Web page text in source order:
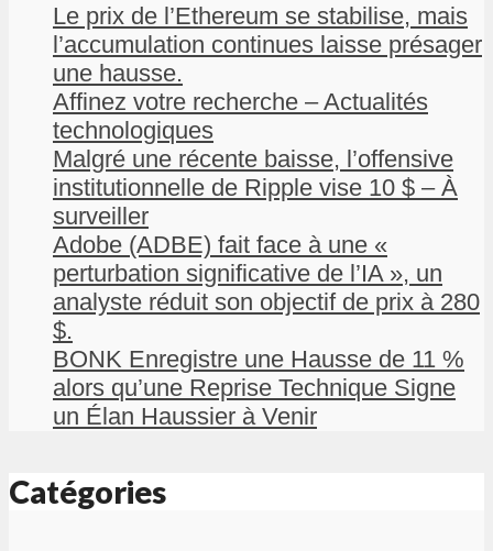
Le prix de l’Ethereum se stabilise, mais
l’accumulation continues laisse présager
une hausse.
Affinez votre recherche – Actualités
technologiques
Malgré une récente baisse, l’offensive
institutionnelle de Ripple vise 10 $ – À
surveiller
Adobe (ADBE) fait face à une «
perturbation significative de l’IA », un
analyste réduit son objectif de prix à 280
$.
BONK Enregistre une Hausse de 11 %
alors qu’une Reprise Technique Signe
un Élan Haussier à Venir
Catégories